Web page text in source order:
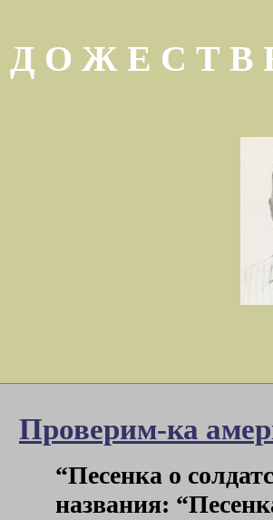
Д О Ж Е С Т
Проверим-ка
“Песенка о
названия: